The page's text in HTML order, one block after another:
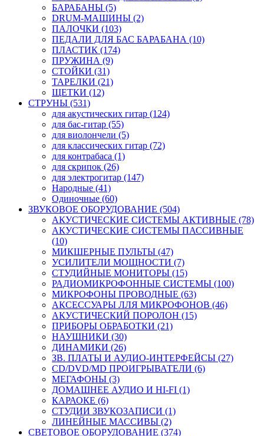
БАРАБАНЫ (5)
DRUM-МАШИНЫ (2)
ПАЛОЧКИ (103)
ПЕДАЛИ ДЛЯ БАС БАРАБАНА (10)
ПЛАСТИК (174)
ПРУЖИНА (9)
СТОЙКИ (31)
ТАРЕЛКИ (21)
ЩЕТКИ (12)
СТРУНЫ (531)
для акустических гитар (124)
для бас-гитар (55)
для виолончели (5)
для классических гитар (72)
для контрабаса (1)
для скрипок (26)
для электрогитар (147)
Народные (41)
Одиночные (60)
ЗВУКОВОЕ ОБОРУДОВАНИЕ (504)
АКУСТИЧЕСКИЕ СИСТЕМЫ АКТИВНЫЕ (78)
АКУСТИЧЕСКИЕ СИСТЕМЫ ПАССИВНЫЕ
(10)
МИКШЕРНЫЕ ПУЛЬТЫ (47)
УСИЛИТЕЛИ МОЩНОСТИ (7)
СТУДИЙНЫЕ МОНИТОРЫ (15)
РАДИОМИКРОФОННЫЕ СИСТЕМЫ (100)
МИКРОФОНЫ ПРОВОДНЫЕ (63)
АКСЕССУАРЫ ЛЛЯ МИКРОФОНОВ (46)
АКУСТИЧЕСКИЙ ПОРОЛОН (15)
ПРИБОРЫ ОБРАБОТКИ (21)
НАУШНИКИ (30)
ДИНАМИКИ (26)
ЗВ. ПЛАТЫ И АУДИО-ИНТЕРФЕЙСЫ (27)
CD/DVD/MD ПРОИГРЫВАТЕЛИ (6)
МЕГАФОНЫ (3)
ДОМАШНЕЕ АУДИО И HI-FI (1)
КАРАОКЕ (6)
СТУДИИ ЗВУКОЗАПИСИ (1)
ЛИНЕЙНЫЕ МАССИВЫ (2)
СВЕТОВОЕ ОБОРУДОВАНИЕ (374)